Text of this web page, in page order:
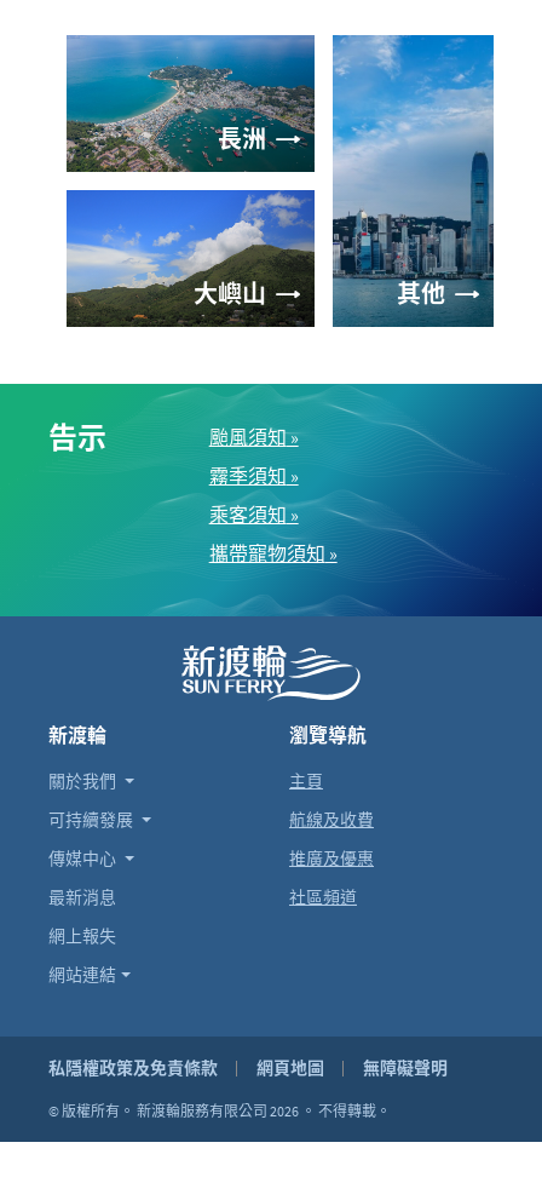
長洲
大嶼山 其他
告示 颱風須知»
霧季須知 »
乘客須知»
攜帶寵物須知 »
新渡輪
關於我們
可持續發展
傳媒中心
最新消息
網上報失
網站連結
瀏覽導航
主頁
航線及收費
推廣及優惠
社區頻道
私隱權政策及免責條款 網頁地圖 無障礙聲明
© 版權所有。 新渡輪服務有限公司 2026 。 不得轉載。